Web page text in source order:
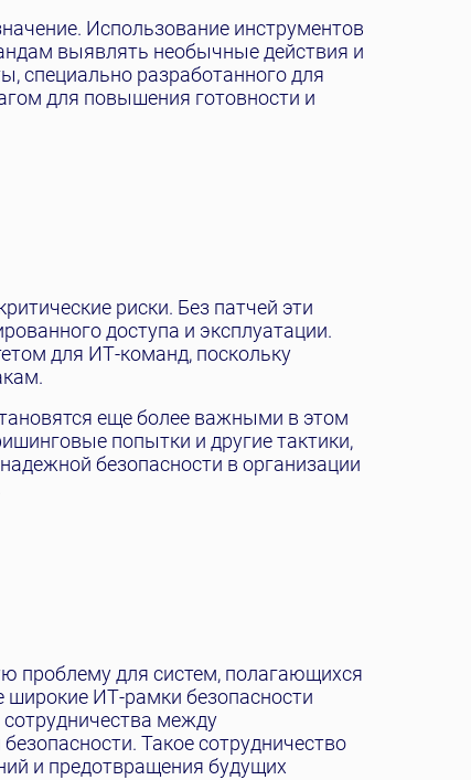
Использование инструментов
выявлять необычные действия и
специально разработанного для
для повышения готовности и
риски. Без патчей эти
доступа и эксплуатации.
для ИТ-команд, поскольку
еще более важными в этом
попытки и другие тактики,
безопасности в организации
проблему для систем, полагающихся
широкие ИТ-рамки безопасности
между
Такое сотрудничество
и предотвращения будущих